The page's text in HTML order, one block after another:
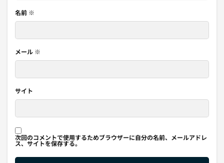
名前 ※
メール ※
サイト
次回のコメントで使用するためブラウザーに自分の名前、メールアドレ
ス、サイトを保存する。